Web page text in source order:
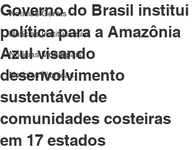
Notícias Gerais
Notícias Institucionais
Notícias Municipais
Notícias Técnicas
Governo do Brasil institui
política para a Amazônia
Azul visando
desenvolvimento
sustentável de
comunidades costeiras
em 17 estados